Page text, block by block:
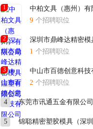
以全新的业务模式，最优
1
中柏文具（惠州）有
9 个招聘职位
2
深圳市鼎峰达精密模
1 个招聘职位
3
中山市百德创意科技
2 个招聘职位
4 东莞市讯通五金有限公司
5 锦聪精密塑胶模具（深